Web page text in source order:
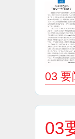
03 要
03